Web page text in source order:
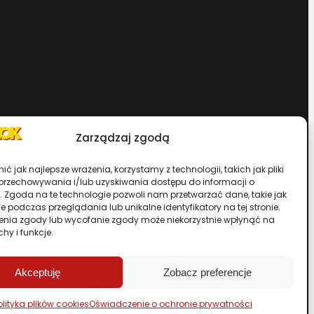
Zarządzaj zgodą
jak najlepsze wrażenia, korzystamy z technologii, takich jak pliki
i/lub uzyskiwania dostępu do informacji o
Zgoda na te technologie pozwoli nam przetwarzać dane, takie jak
podczas przeglądania lub unikalne identyfikatory na tej stronie.
zgody lub wycofanie zgody może niekorzystnie wpłynąć na
i funkcje.
Akceptuję Zobacz preferencje
plików cookiesOświadczenie o ochronie prywatności
Chcesz zostać dystrybutorem?
Przewiń stronę do góry